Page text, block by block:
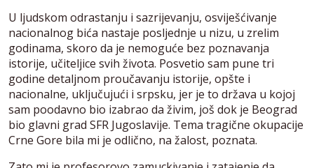
U ljudskom odrastanju i sazrijevanju, osviješćivanje
nacionalnog bića nastaje posljednje u nizu, u zrelim
godinama, skoro da je nemoguće bez poznavanja
istorije, učiteljice svih života. Posvetio sam pune tri
godine detaljnom proučavanju istorije, opšte i
nacionalne, uključujući i srpsku, jer je to država u kojoj
sam poodavno bio izabrao da živim, još dok je Beograd
bio glavni grad SFR Jugoslavije. Tema tragične okupacije
Crne Gore bila mi je odlično, na žalost, poznata.